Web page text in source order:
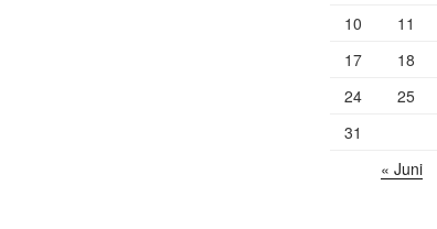
10
11
17
18
24
25
31
« Juni